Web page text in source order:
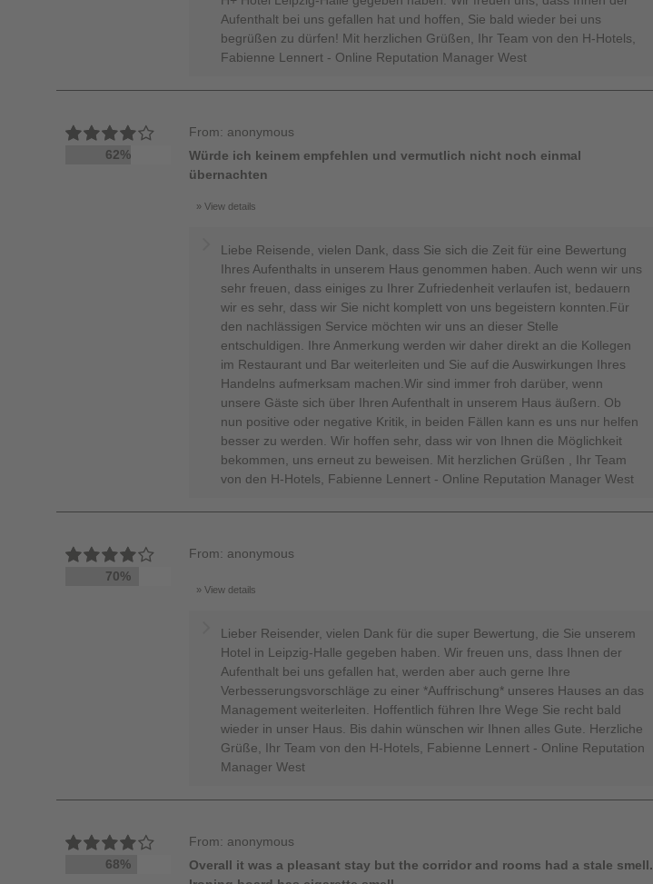
Aufenthalt bei uns gefallen hat und hoffen, Sie bald wieder bei uns
begrüßen zu dürfen! Mit herzlichen Grüßen, Ihr Team von den H-Hotels,
Fabienne Lennert - Online Reputation Manager West
62%
From: anonymous
Würde ich keinem empfehlen und vermutlich nicht noch einmal
übernachten
View details
Liebe Reisende, vielen Dank, dass Sie sich die Zeit für eine Bewertung
Ihres Aufenthalts in unserem Haus genommen haben. Auch wenn wir uns
sehr freuen, dass einiges zu Ihrer Zufriedenheit verlaufen ist, bedauern
wir es sehr, dass wir Sie nicht komplett von uns begeistern konnten.Für
den nachlässigen Service möchten wir uns an dieser Stelle
entschuldigen. Ihre Anmerkung werden wir daher direkt an die Kollegen
im Restaurant und Bar weiterleiten und Sie auf die Auswirkungen Ihres
Handelns aufmerksam machen.Wir sind immer froh darüber, wenn
unsere Gäste sich über Ihren Aufenthalt in unserem Haus äußern. Ob
nun positive oder negative Kritik, in beiden Fällen kann es uns nur helfen
besser zu werden. Wir hoffen sehr, dass wir von Ihnen die Möglichkeit
bekommen, uns erneut zu beweisen. Mit herzlichen Grüßen , Ihr Team
von den H-Hotels, Fabienne Lennert - Online Reputation Manager West
70%
From: anonymous
View details
Lieber Reisender, vielen Dank für die super Bewertung, die Sie unserem
Hotel in Leipzig-Halle gegeben haben. Wir freuen uns, dass Ihnen der
Aufenthalt bei uns gefallen hat, werden aber auch gerne Ihre
Verbesserungsvorschläge zu einer *Auffrischung* unseres Hauses an das
Management weiterleiten. Hoffentlich führen Ihre Wege Sie recht bald
wieder in unser Haus. Bis dahin wünschen wir Ihnen alles Gute. Herzliche
Grüße, Ihr Team von den H-Hotels, Fabienne Lennert - Online Reputation
Manager West
68%
From: anonymous
Overall it was a pleasant stay but the corridor and rooms had a stale smell.